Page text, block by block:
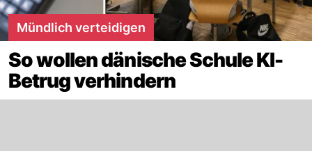
Mündlich verteidigen
So wollen dänische Schule KI-
Betrug verhindern